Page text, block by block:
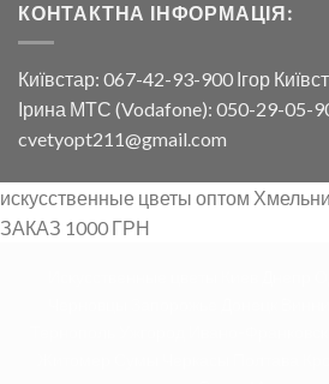
КОНТАКТНА ІНФОРМАЦІЯ:
Київстар: 067-42-93-900 Ігор
Ірина МТС (Vodafone): 050-29-05-
cvetyopt211@gmail.com
искусственные цветы оптом
ЗАКАЗ 1000 ГРН